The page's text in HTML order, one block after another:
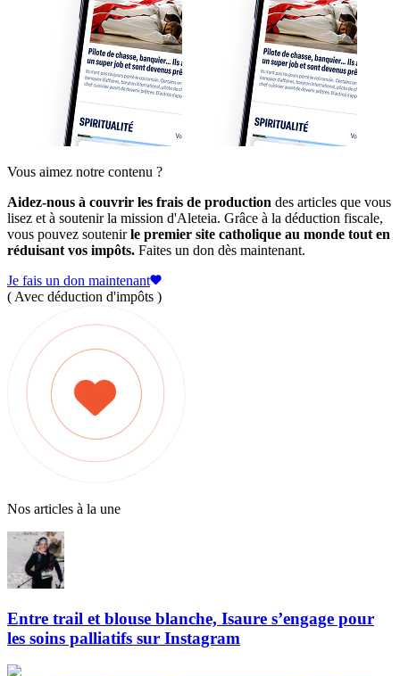
Vous aimez notre contenu ?
Aidez-nous à couvrir les frais de production des articles que vous
lisez et à soutenir la mission d'Aleteia. Grâce à la déduction fiscale,
vous pouvez soutenirle premier site catholique au monde tout en
réduisant vos impôts. Faites un don dès maintenant.
Je fais un don maintenant
( Avec déduction d'impôts )
Nos articles à la une
Entre trail et blouse blanche, Isaure s’engage pour
les soins palliatifs sur Instagram